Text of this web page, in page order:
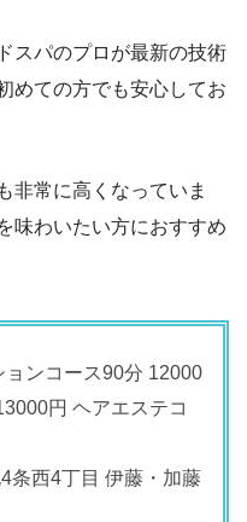
スパのプロが最新の技術
めての方でも安心してお
非常に高くなっていま
味わいたい方におすすめ
ョンコース90分 12000
円 ヘアエステコ
条西4丁目 伊藤・加藤